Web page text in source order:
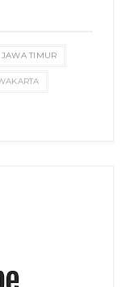
JAWA TIMUR